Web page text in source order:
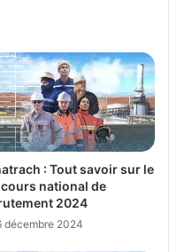
: Tout savoir sur le
national de
2024
décembre 2024